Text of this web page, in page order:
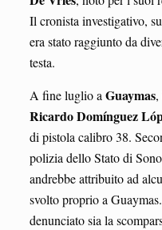
Il cronista investigativo,
era stato raggiunto da
testa.
A fine luglio a Guaymas,
RicardoDomínguez
di pistola calibro 38.
polizia dello Stato di
andrebbe attribuito ad
svolto proprio a
denunciato sia la